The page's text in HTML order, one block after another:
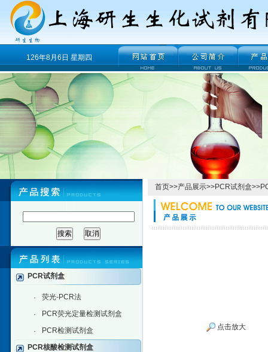
126年8月6日 星期四
PCR试剂盒
· 荧光-PCR法
· PCR荧光定量检测试剂盒
·
PCR检测试剂盒
PCR核酸检测试剂盒
首页>>产品展示>>PCR试剂盒>>
点击放大